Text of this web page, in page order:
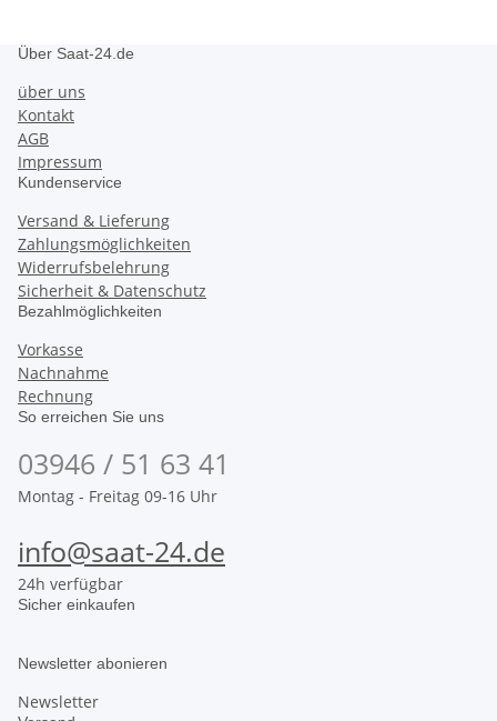
Über Saat-24.de
über uns
Kontakt
AGB
Impressum
Kundenservice
Versand & Lieferung
Zahlungsmöglichkeiten
Widerrufsbelehrung
Sicherheit & Datenschutz
Bezahlmöglichkeiten
Vorkasse
Nachnahme
Rechnung
So erreichen Sie uns
03946 / 51 63 41
Montag - Freitag 09-16 Uhr
info@saat-24.de
24h verfügbar
Sicher einkaufen
Newsletter abonieren
Newsletter